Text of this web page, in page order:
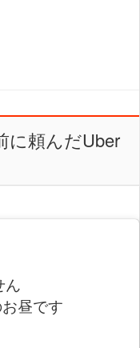
に頼んだUber
ん
昼です